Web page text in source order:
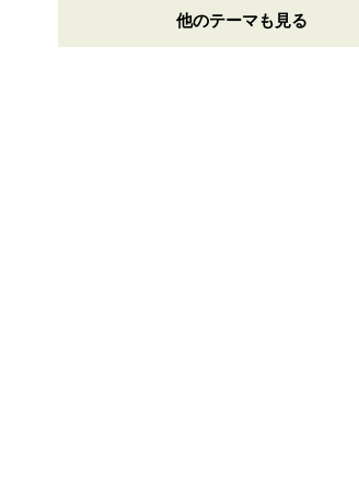
他のテーマも見る